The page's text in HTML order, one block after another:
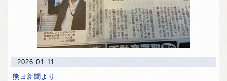
2026.01.11
熊日新聞より